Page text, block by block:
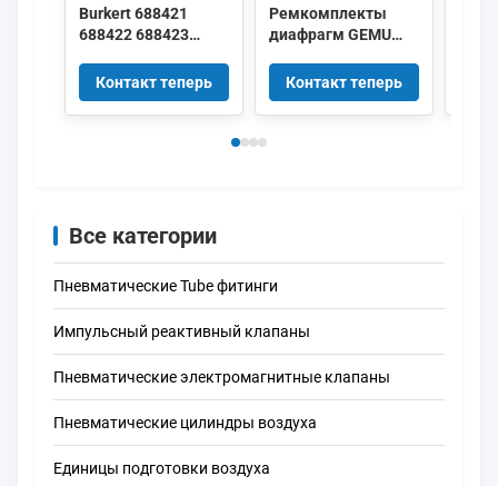
Burkert 688421
688422 688423
Диафрагма 2030A
2030 Комплект
ремонта
Контакт теперь
Ремкомплекты
диафрагм GEMU
MG100 EPDM SGS
FDA для
мембранных
Контакт теперь
Все категории
Пневматические Tube фитинги
Импульсный реактивный клапаны
Пневматические электромагнитные клапаны
Пневматические цилиндры воздуха
Единицы подготовки воздуха